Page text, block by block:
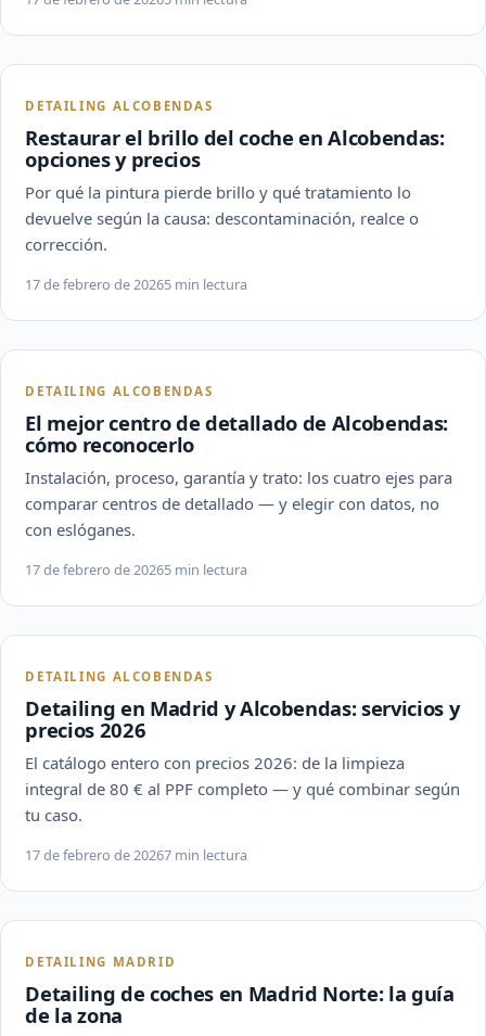
DETAILING ALCOBENDAS
Restaurar el brillo del coche en Alcobendas:
opciones y precios
Por qué la pintura pierde brillo y qué tratamiento lo
devuelve según la causa: descontaminación, realce o
corrección.
17 de febrero de 20265 min lectura
DETAILING ALCOBENDAS
El mejor centro de detallado de Alcobendas:
cómo reconocerlo
Instalación, proceso, garantía y trato: los cuatro ejes para
comparar centros de detallado — y elegir con datos, no
con eslóganes.
17 de febrero de 20265 min lectura
DETAILING ALCOBENDAS
Detailing en Madrid y Alcobendas: servicios y
precios 2026
El catálogo entero con precios 2026: de la limpieza
integral de 80 € al PPF completo — y qué combinar según
tu caso.
17 de febrero de 20267 min lectura
DETAILING MADRID
Detailing de coches en Madrid Norte: la guía
de la zona